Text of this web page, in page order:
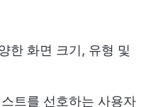
한 화면 크기, 유형 및
트를 선호하는 사용자